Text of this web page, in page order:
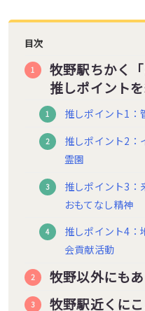
目次
牧野駅ちかく
推しポイント
推しポイント1：
推しポイント2：
霊園
推しポイント3：
おもてなし精神
推しポイント4：
会貢献活動
牧野以外にもあ
牧野駅近くに